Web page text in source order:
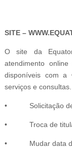
SITE –
O site da
atendimento
disponíveis com
serviços e consultas.
• Solicitação de
• Troca de
• Mudar data de